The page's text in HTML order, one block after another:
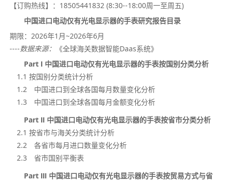
【订购热线】： 18505441832 (8:30--18:00周一至周五)
中国进口电动仅有光电显示器的手表研究报告目录
期限： 2026年1月~2026年6月
----数据来源：
《全球海关数据智能Daas系统》
Part Ⅰ 中国进口电动仅有光电显示器的手表按国别分类分析
1.1 按国别分类统计分析
1.2 中国进口到全球各国每月数量变化分析
1.3 中国进口到全球各国每月金额变化分析
Part Ⅱ 中国进口电动仅有光电显示器的手表按省市分类分析
2.1 按省市与海关分类统计分析
2.2 各省市每月进口数量变化分析
2.3 省市国别平衡表
Part Ⅲ 中国进口电动仅有光电显示器的手表按贸易方式与省